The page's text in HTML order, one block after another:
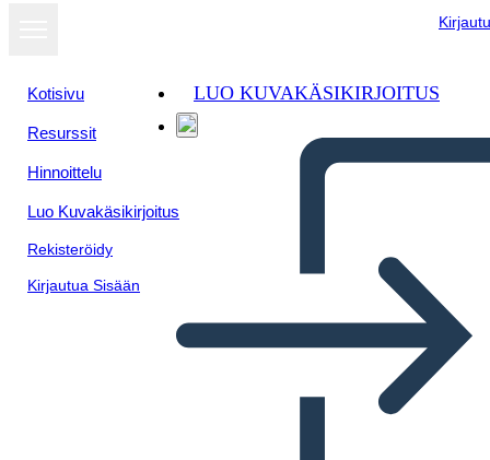
Kotisivu
Resurssit
Hinnoittelu
Luo Kuvakäsikirjoitus
Rekisteröidy
Kirjautua Sisään
LUO KUVAKÄSIKIRJOITUS